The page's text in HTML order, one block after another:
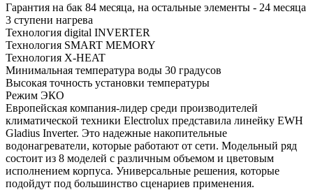
Гарантия на бак 84 месяца, на остальные элементы - 24 месяца
3 ступени нагрева
Технология digital INVERTER
Технология SMART MEMORY
Технология X-HEAT
Минимальная температура воды 30 градусов
Высокая точность установки температуры
Режим ЭКО
Европейская компания-лидер среди производителей
климатической техники Electrolux представила линейку EWH
Gladius Inverter. Это надежные накопительные
водонагреватели, которые работают от сети. Модельный ряд
состоит из 8 моделей с различным объемом и цветовым
исполнением корпуса. Универсальные решения, которые
подойдут под большинство сценариев применения.